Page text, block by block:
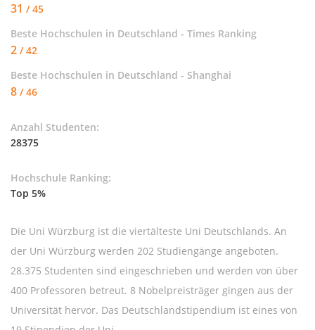
31 / 45
Beste Hochschulen in Deutschland - Times Ranking
2 / 42
Beste Hochschulen in Deutschland - Shanghai
8 / 46
Anzahl Studenten:
28375
Hochschule Ranking:
Top 5%
Die Uni Würzburg ist die viertälteste Uni Deutschlands. An
der Uni Würzburg werden 202 Studiengänge angeboten.
28.375 Studenten sind eingeschrieben und werden von über
400 Professoren betreut. 8 Nobelpreisträger gingen aus der
Universität hervor. Das Deutschlandstipendium ist eines von